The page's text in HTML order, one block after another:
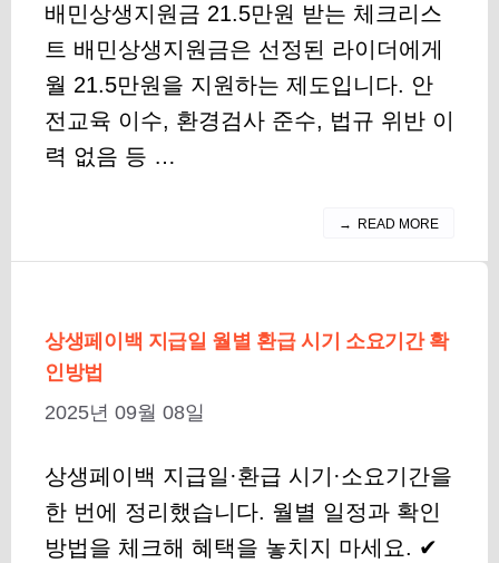
배민상생지원금 21.5만원 받는 체크리스
트 배민상생지원금은 선정된 라이더에게
월 21.5만원을 지원하는 제도입니다. 안
전교육 이수, 환경검사 준수, 법규 위반 이
력 없음 등 …
READ MORE
상생페이백 지급일 월별 환급 시기 소요기간 확
인방법
2025년 09월 08일
상생페이백 지급일·환급 시기·소요기간을
한 번에 정리했습니다. 월별 일정과 확인
방법을 체크해 혜택을 놓치지 마세요. ✔